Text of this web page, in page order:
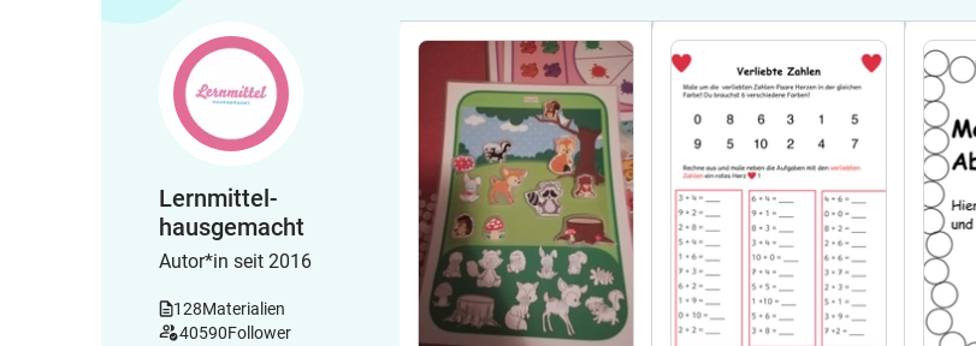
Lernmittel-
hausgemacht
Autor*in seit 2016
128Materialien
40590Follower